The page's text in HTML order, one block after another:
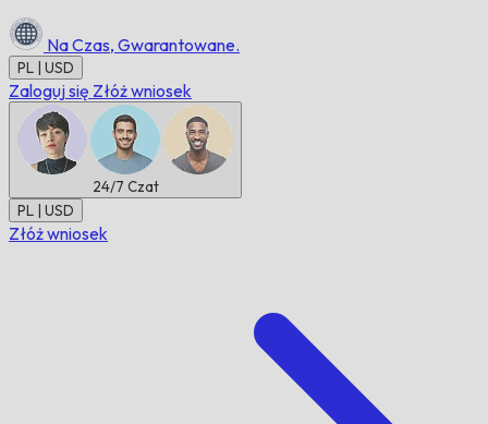
Na Czas, Gwarantowane.
PL | USD
Zaloguj się Złóż wniosek
24/7 Czat
PL | USD
Złóż wniosek